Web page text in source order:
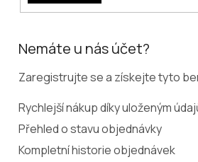
Nemáte u nás účet?
Zaregistrujte se a získejte tyto
Rychlejší nákup díky uloženým
Přehled o stavu objednávky
Kompletní historie objednávek